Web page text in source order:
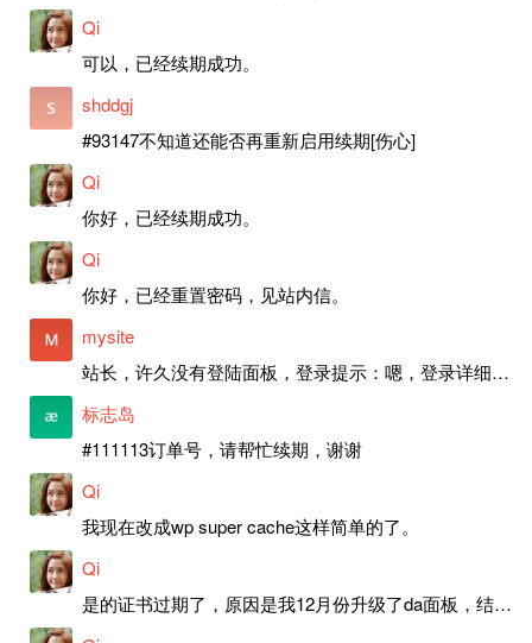
Qi
可以，已经续期成功。
shddgj
#93147不知道还能否再重新启用续期[伤心]
Qi
你好，已经续期成功。
Qi
你好，已经重置密码，见站内信。
mysite
站长，许久没有登陆面板，登录提示：嗯，登录详细信息似乎不正确。请重试。 网站还可以正常使用。如果是密码问题请帮忙重置一下密码。谢谢。订单号：97790，账号：aa20210950。 站长，提交了工单，你回复续期成功，不过我的问题是面部登陆信息有问题，一直是初始密码，现在无法登陆，有时间麻烦排查一下。
标志岛
#111113订单号，请帮忙续期，谢谢
Qi
我现在改成wp super cache这样简单的了。
Qi
是的证书过期了，原因是我12月份升级了da面板，结果后台证书就不更新了，目前还在排查问题。切换PHP版本现在没有了，因为DA新版不支持。